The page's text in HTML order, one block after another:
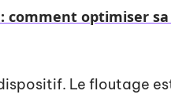
comment optimiser
Le floutage